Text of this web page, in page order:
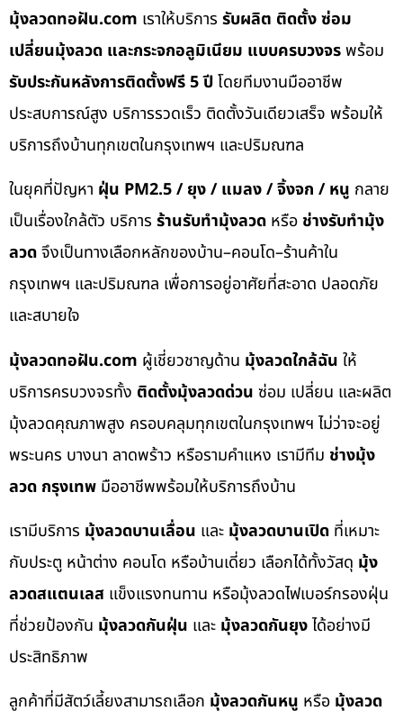
มุ้งลวดทอฝัน.com เราให้บริการ รับผลิต ติดตั้ง ซ่อม
เปลี่ยนมุ้งลวด และกระจกอลูมิเนียม แบบครบวงจรพร้อม
รับประกันหลังการติดตั้งฟรี 5 ปีโดยทีมงานมืออาชีพ
ประสบการณ์สูง บริการรวดเร็ว ติดตั้งวันเดียวเสร็จ พร้อมให้
บริการถึงบ้านทุกเขตในกรุงเทพฯ และปริมณฑล
ในยุคที่ปัญหา ฝุ่น PM2.5 / ยุง / แมลง / จิ้งจก / หนู กลาย
เป็นเรื่องใกล้ตัว บริการ ร้านรับทำมุ้งลวด หรือ ช่างรับทำมุ้ง
ลวดจึงเป็นทางเลือกหลักของบ้าน–คอนโด–ร้านค้าใน
กรุงเทพฯ และปริมณฑล เพื่อการอยู่อาศัยที่สะอาด ปลอดภัย
และสบายใจ
มุ้งลวดทอฝัน.com ผู้เชี่ยวชาญด้าน มุ้งลวดใกล้ฉัน ให้
บริการครบวงจรทั้ง ติดตั้งมุ้งลวดด่วน ซ่อม เปลี่ยน และผลิต
มุ้งลวดคุณภาพสูง ครอบคลุมทุกเขตในกรุงเทพฯ ไม่ว่าจะอยู่
พระนคร บางนา ลาดพร้าว หรือรามคำแหง เรามีทีม ช่างมุ้ง
ลวด กรุงเทพ มืออาชีพพร้อมให้บริการถึงบ้าน
เรามีบริการ มุ้งลวดบานเลื่อน และ มุ้งลวดบานเปิด ที่เหมาะ
กับประตู หน้าต่าง คอนโด หรือบ้านเดี่ยว เลือกได้ทั้งวัสดุ มุ้ง
ลวดสแตนเลส แข็งแรงทนทาน หรือมุ้งลวดไฟเบอร์กรองฝุ่น
ที่ช่วยป้องกัน มุ้งลวดกันฝุ่น และ มุ้งลวดกันยุงได้อย่างมี
ประสิทธิภาพ
ลูกค้าที่มีสัตว์เลี้ยงสามารถเลือก มุ้งลวดกันหนู หรือ มุ้งลวด